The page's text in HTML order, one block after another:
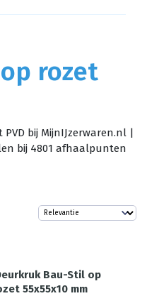
rozet
bij MijnIJzerwaren.nl |
bij 4801 afhaalpunten
Bau-Stil op
55x55x10 mm